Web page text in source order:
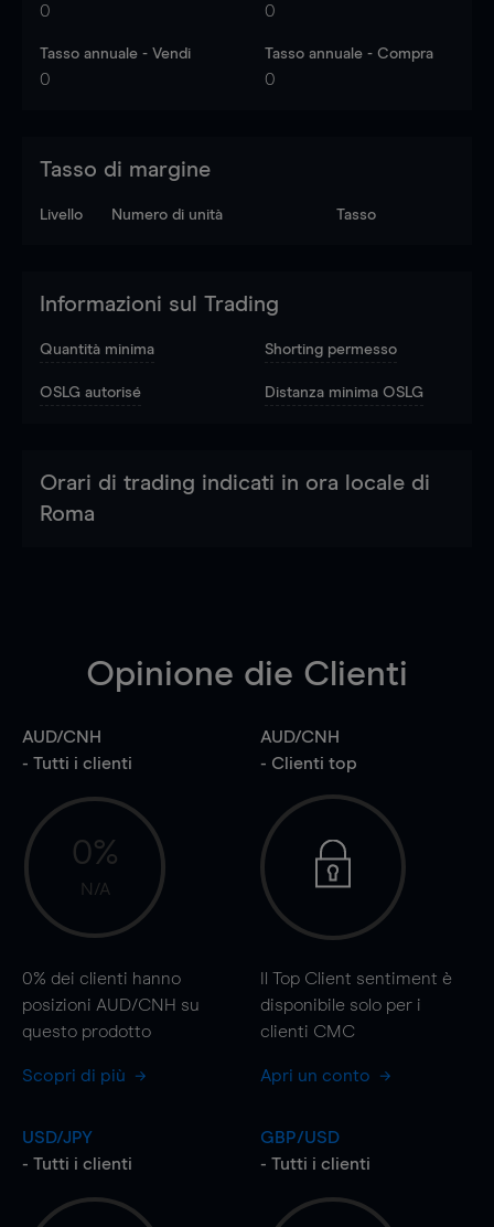
0 0
Tasso annuale - Vendi
0
Tasso annuale - Compra
0
Tasso di margine
Livello Numero di unità Tasso
Informazioni sul Trading
Quantità minima Shorting permesso
OSLG autorisé Distanza minima OSLG
Orari di trading indicati in ora locale di
Roma
Opinione die Clienti
AUD/CNH
- Tutti i clienti
0%
N/A
0% dei clienti hanno
posizioni AUD/CNH su
questo prodotto
Scopri di più
AUD/CNH
- Clienti top
Il Top Client sentiment è
disponibile solo per i
clienti CMC
Apri un conto
USD/JPY
- Tutti i clienti
GBP/USD
- Tutti i clienti